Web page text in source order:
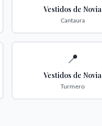
Vestidos de Novia
Cantaura
📍
Vestidos de Novia
Turmero